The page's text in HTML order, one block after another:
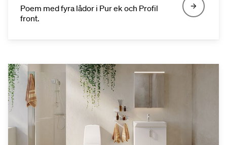
Poem med fyra lådor i Pur ek och Profil
front.